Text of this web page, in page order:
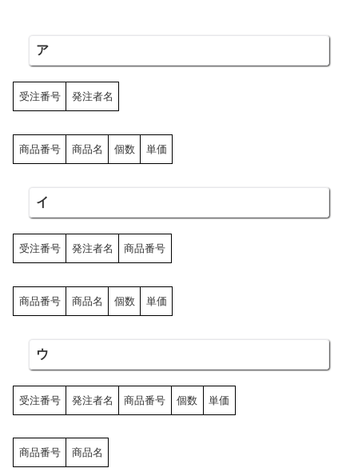
ア
受注番号 発注者名
商品番号 商品名 個数 単価
イ
受注番号 発注者名 商品番号
商品番号 商品名 個数 単価
ウ
受注番号 発注者名 商品番号 個数 単価
商品番号 商品名